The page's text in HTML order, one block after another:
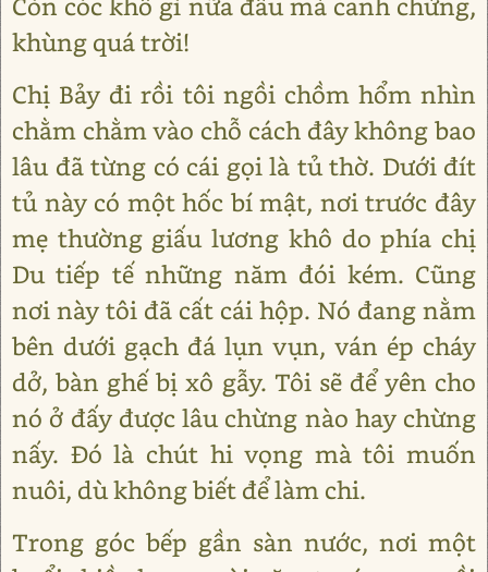
khùng quá trời!
Chị Bảy đi rồi tôi ngồi chồm hổm nhìn
chằm chằm vào chỗ cách đây không bao
lâu đã từng có cái gọi là tủ thờ. Dưới đít
tủ này có một hốc bí mật, nơi trước đây
mẹ thường giấu lương khô do phía chị
Du tiếp tế những năm đói kém. Cũng
nơi này tôi đã cất cái hộp. Nó đang nằm
bên dưới gạch đá lụn vụn, ván ép cháy
dở, bàn ghế bị xô gẫy. Tôi sẽ để yên cho
nó ở đấy được lâu chừng nào hay chừng
nấy. Đó là chút hi vọng mà tôi muốn
nuôi, dù không biết để làm chi.
Trong góc bếp gần sàn nước, nơi một